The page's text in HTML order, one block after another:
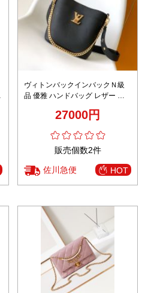
ヴィトンバックインバックＮ級
品 優雅 ハンドバッグ レザー 斜
27000円
販売個数2件
佐川急便 HOT